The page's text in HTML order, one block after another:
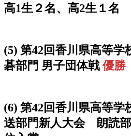
高1生２名、高2生１名
(5) 第42回香川県高等学
碁部門 男子団体戦優勝
(6) 第42回香川県高等学
送部門新人大会 朗読